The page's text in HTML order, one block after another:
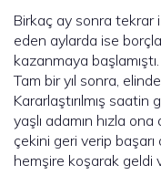
Birkaç ay sonra tekrar
eden aylarda ise
kazanmaya
Tam bir yıl sonra,
Kararlaştırılmış
yaşlı adamın hızla
çekini geri verip
hemşire koşarak geldi